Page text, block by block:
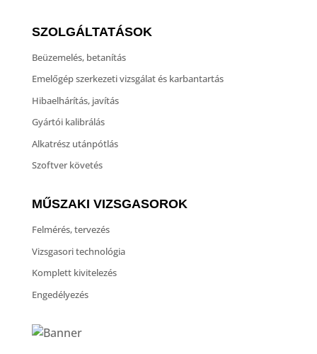
SZOLGÁLTATÁSOK
Beüzemelés, betanítás
Emelőgép szerkezeti vizsgálat és karbantartás
Hibaelhárítás, javítás
Gyártói kalibrálás
Alkatrész utánpótlás
Szoftver követés
MŰSZAKI VIZSGASOROK
Felmérés, tervezés
Vizsgasori technológia
Komplett kivitelezés
Engedélyezés